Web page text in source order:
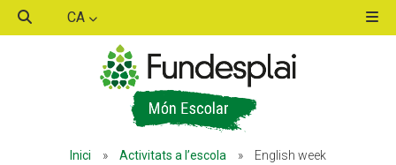
CA
Inici » Activitats a l’escola » English week
ACTIVITATS D'ESTIU